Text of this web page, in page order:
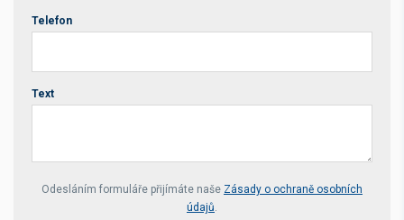
Telefon
Text
Your website *
Odesláním formuláře přijímáte naše Zásady o ochraně osobních
údajů.